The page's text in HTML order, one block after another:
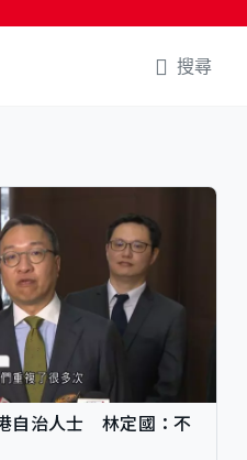
搜尋
自治人士 林定國：不